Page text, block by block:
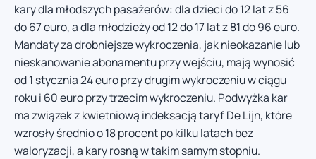
kary dla młodszych pasażerów: dla dzieci do 12 lat z 56
do 67 euro, a dla młodzieży od 12 do 17 lat z 81 do 96 euro.
Mandaty za drobniejsze wykroczenia, jak nieokazanie lub
nieskanowanie abonamentu przy wejściu, mają wynosić
od 1 stycznia 24 euro przy drugim wykroczeniu w ciągu
roku i 60 euro przy trzecim wykroczeniu. Podwyżka kar
ma związek z kwietniową indeksacją taryf De Lijn, które
wzrosły średnio o 18 procent po kilku latach bez
waloryzacji, a kary rosną w takim samym stopniu.